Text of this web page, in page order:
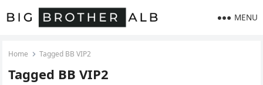
MENU
Home Tagged BB VIP2
Tagged BB VIP2